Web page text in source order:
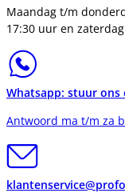
Maandag t/m
17:30 uur en
Whatsapp: stuur ons
Antwoord ma t/m za